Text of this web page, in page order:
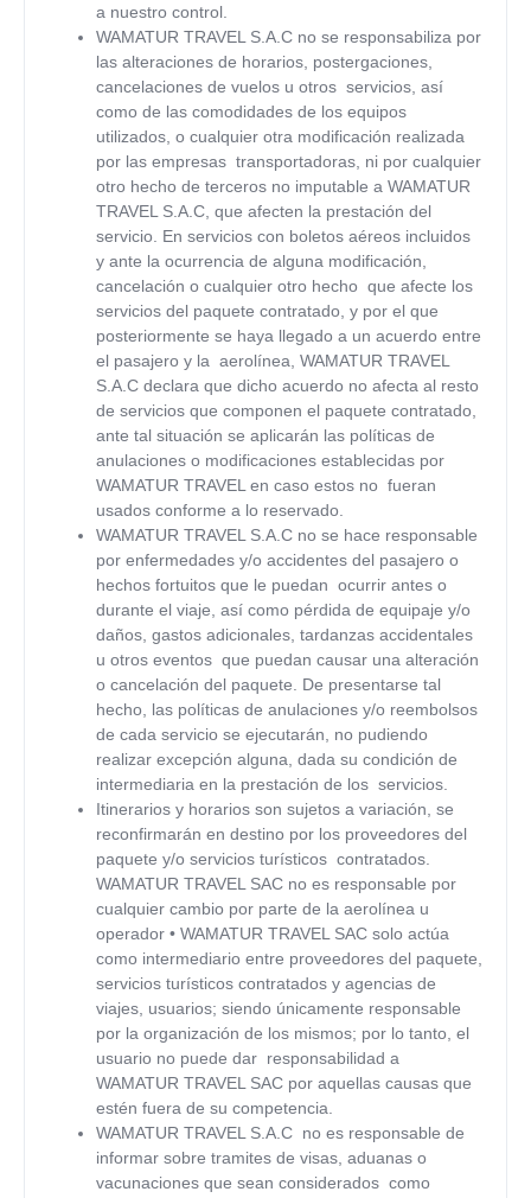
a nuestro control.
WAMATUR TRAVEL S.A.C no se responsabiliza por
las alteraciones de horarios, postergaciones,
cancelaciones de vuelos u otros servicios, así
como de las comodidades de los equipos
utilizados, o cualquier otra modificación realizada
por las empresas transportadoras, ni por cualquier
otro hecho de terceros no imputable a WAMATUR
TRAVEL S.A.C, que afecten la prestación del
servicio. En servicios con boletos aéreos incluidos
y ante la ocurrencia de alguna modificación,
cancelación o cualquier otro hecho que afecte los
servicios del paquete contratado, y por el que
posteriormente se haya llegado a un acuerdo entre
el pasajero y la aerolínea, WAMATUR TRAVEL
S.A.C declara que dicho acuerdo no afecta al resto
de servicios que componen el paquete contratado,
ante tal situación se aplicarán las políticas de
anulaciones o modificaciones establecidas por
WAMATUR TRAVEL en caso estos no fueran
usados conforme a lo reservado.
WAMATUR TRAVEL S.A.C no se hace responsable
por enfermedades y/o accidentes del pasajero o
hechos fortuitos que le puedan ocurrir antes o
durante el viaje, así como pérdida de equipaje y/o
daños, gastos adicionales, tardanzas accidentales
u otros eventos que puedan causar una alteración
o cancelación del paquete. De presentarse tal
hecho, las políticas de anulaciones y/o reembolsos
de cada servicio se ejecutarán, no pudiendo
realizar excepción alguna, dada su condición de
intermediaria en la prestación de los servicios.
Itinerarios y horarios son sujetos a variación, se
reconfirmarán en destino por los proveedores del
paquete y/o servicios turísticos contratados.
WAMATUR TRAVEL SAC no es responsable por
cualquier cambio por parte de la aerolínea u
operador • WAMATUR TRAVEL SAC solo actúa
como intermediario entre proveedores del paquete,
servicios turísticos contratados y agencias de
viajes, usuarios; siendo únicamente responsable
por la organización de los mismos; por lo tanto, el
usuario no puede dar responsabilidad a
WAMATUR TRAVEL SAC por aquellas causas que
estén fuera de su competencia.
WAMATUR TRAVEL S.A.C no es responsable de
informar sobre tramites de visas, aduanas o
vacunaciones que sean considerados como